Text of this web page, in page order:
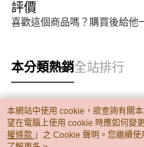
評價
喜歡這個商品嗎？購買後給他
本分類熱銷全站排行
熱門標籤
本網站中使用 cookie，欲查詢有關
望在電腦上使用 cookie 時應如何變
權條款 」之 Cookie 聲明。您繼續